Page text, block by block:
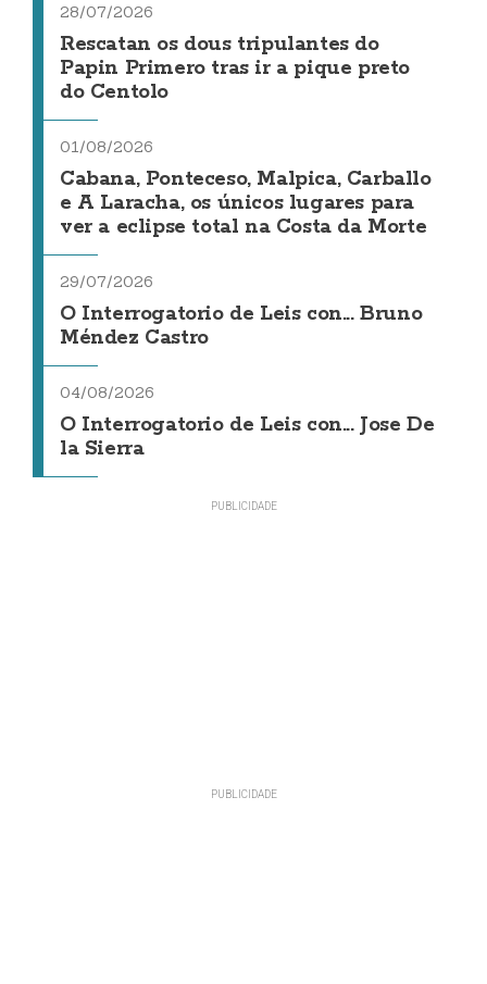
28/07/2026
Rescatan os dous tripulantes do
Papin Primero tras ir a pique preto
do Centolo
01/08/2026
Cabana, Ponteceso, Malpica, Carballo
e A Laracha, os únicos lugares para
ver a eclipse total na Costa da Morte
29/07/2026
O Interrogatorio de Leis con... Bruno
Méndez Castro
04/08/2026
O Interrogatorio de Leis con... Jose De
la Sierra